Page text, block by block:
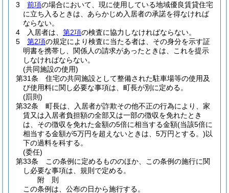
3
前項の場合において、現に使用している地域優良賃貸住宅
に立ち入るときは、あらかじめ入居者の承諾を得なければ
ならない。
4
入居者は、 第2項の検査に協力しなければならない。
5
第2項の規定により検査に当たる者は、その身分を示す証
明書を携帯し、関係人の請求があったときは、これを提示
しなければならない。
(共同施設の使用)
第31条
住宅の共同施設として整備された駐車場等の使用及
び使用料に関し必要な事項は、町長が別に定める。
(罰則)
第32条
町長は、入居者が詐欺その他不正の行為により、家
賃又は入居者負担額の全部又は一部の徴収を免れたとき
は、その徴収を免れた金額の5倍に相当する金額(当該5倍に
相当する金額が5万円を超えないときは、5万円とする。)以
下の過料を科する。
(委任)
第33条
この条例に定めるもののほか、この条例の施行に関
し必要な事項は、規則で定める。
附 則
この条例は、公布の日から施行する。